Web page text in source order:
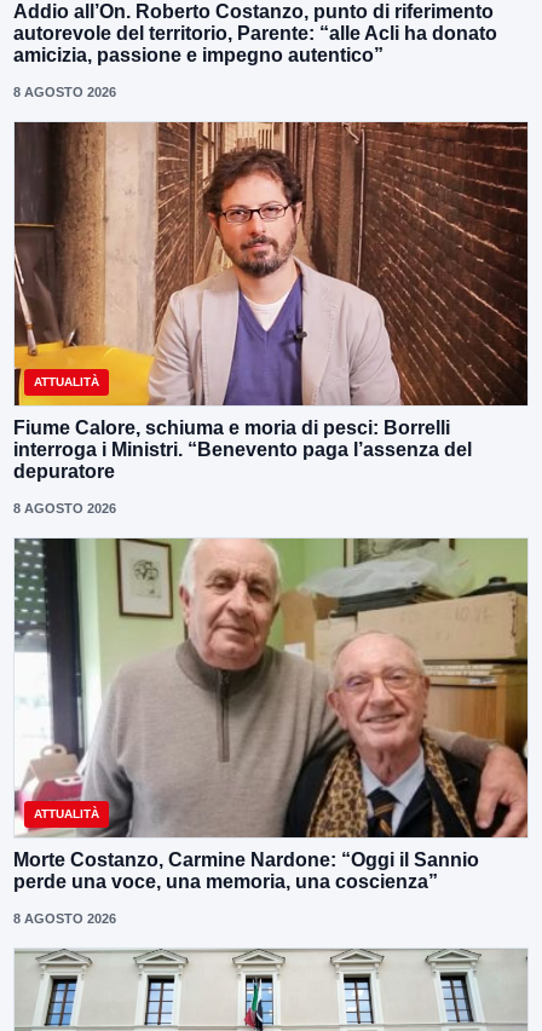
Addio all’On. Roberto Costanzo, punto di riferimento
autorevole del territorio, Parente: “alle Acli ha donato
amicizia, passione e impegno autentico”
8 AGOSTO 2026
ATTUALITÀ
Fiume Calore, schiuma e moria di pesci: Borrelli
interroga i Ministri. “Benevento paga l’assenza del
depuratore
8 AGOSTO 2026
ATTUALITÀ
Morte Costanzo, Carmine Nardone: “Oggi il Sannio
perde una voce, una memoria, una coscienza”
8 AGOSTO 2026